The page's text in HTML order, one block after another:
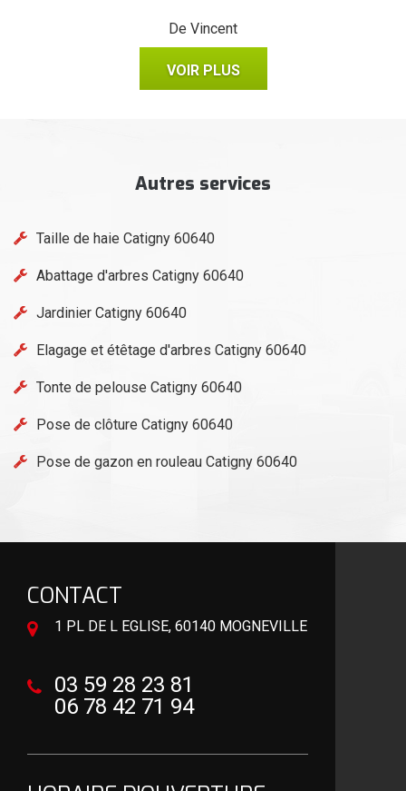
De Vincent
VOIR PLUS
Autres services
Taille de haie Catigny 60640
Abattage d'arbres Catigny 60640
Jardinier Catigny 60640
Elagage et étêtage d'arbres Catigny 60640
Tonte de pelouse Catigny 60640
Pose de clôture Catigny 60640
Pose de gazon en rouleau Catigny 60640
CONTACT
1 PL DE L EGLISE, 60140 MOGNEVILLE
03 59 28 23 81
06 78 42 71 94